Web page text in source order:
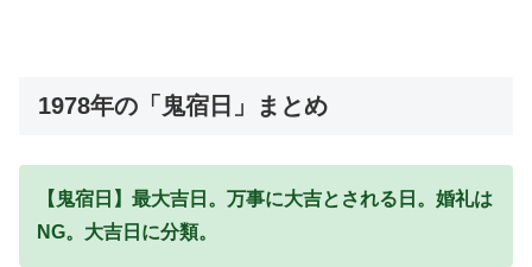
1978年の「鬼宿日」まとめ
【鬼宿日】最大吉日。万事に大吉とされる日。婚礼は
NG。大吉日に分類。